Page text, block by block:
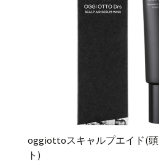
oggiottoスキャルプエイド(
ト)